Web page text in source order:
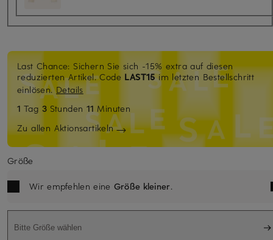
Last Chance: Sichern Sie sich -15% extra auf diesen
reduzierten Artikel. Code LAST15im letzten Bestellschritt
einlösen.Details
1 Tag 3 Stunden 11 Minuten
Zu allen Aktionsartikeln
Größe
Wir empfehlen eine Größe kleiner.
Bitte Größe wählen